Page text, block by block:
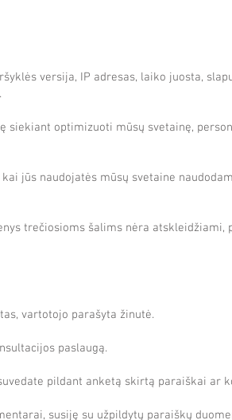
versija, IP adresas, laiko juosta,
siekiant optimizuoti mūsų svetainę,
jūs naudojatės mūsų svetaine
trečiosioms šalims nėra atskleidžiami,
vartotojo parašyta žinutė.
paslaugą.
pildant anketą skirtą paraiškai ar
susiję su užpildytų paraiškų